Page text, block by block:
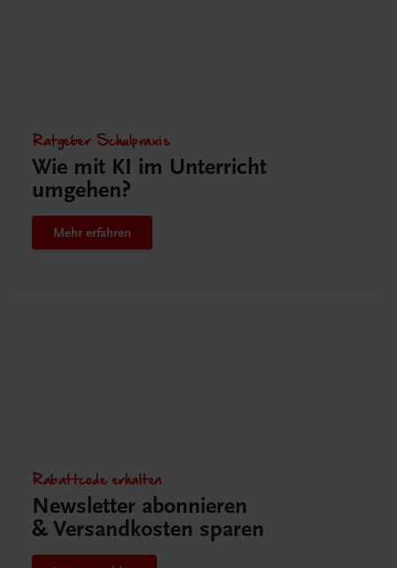
Ratgeber Schulpraxis
Wie mit KI im Unterricht
umgehen?
Mehr erfahren
Rabattcode erhalten
Newsletter abonnieren
& Versandkosten sparen